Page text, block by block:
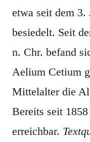
etwa seit dem 3.
besiedelt. Seit
n. Chr. befand
Aelium Cetium
Mittelalter die
Bereits seit
erreichbar.